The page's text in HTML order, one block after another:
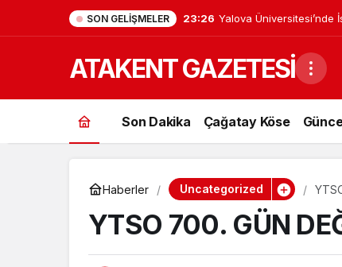
SON GELIŞMELER 23:26 Yalova Üniversitesi’nde
Sürüyor: Rektör
Görevde
ATAKENT GAZETESİ
Son Dakika Çağatay Köse
Haberler Uncategorized
YTSO 700. GÜN